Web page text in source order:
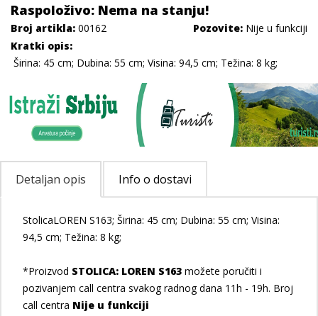
Raspoloživo: Nema na stanju!
Broj artikla: 00162 Pozovite: Nije u funkciji
Kratki opis:
Širina: 45 cm; Dubina: 55 cm; Visina: 94,5 cm; Težina: 8 kg;
Detaljan opis Info o dostavi
StolicaLOREN S163; Širina: 45 cm; Dubina: 55 cm; Visina:
94,5 cm; Težina: 8 kg;
*Proizvod STOLICA: LOREN S163 možete poručiti i
pozivanjem call centra svakog radnog dana 11h - 19h. Broj
call centra Nije u funkciji